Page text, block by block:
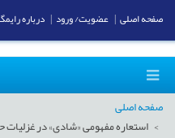
صفحه اصلی
استعاره مفهومی «شادی» در غزلیات
صفحه اصلی عضویت/ ورود درباره رایمگ